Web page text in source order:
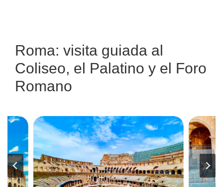
FORO
ROMANO
Roma: visita guiada al
Coliseo, el Palatino y el Foro
Romano